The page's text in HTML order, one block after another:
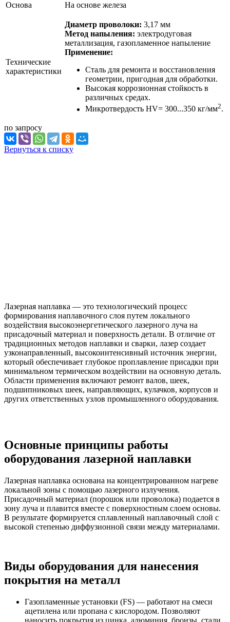
Основа На основе железа
Технические
характеристики
Диаметр проволоки: 3,17 мм
Метод напыления: электродуговая
металлизация, газопламенное напыление
Применение:
Сталь для ремонта и восстановления
геометрии, пригодная для обработки.
Высокая коррозионная стойкость в
различных средах.
Микротвердость HV= 300...350 кг/мм2.
по запросу
Вернуться к списку
Лазерная наплавка — это технологический процесс
формирования наплавочного слоя путем локального
воздействия высокоэнергетического лазерного луча на
присадочный материал и поверхность детали. В отличие от
традиционных методов наплавки и сварки, лазер создает
узконаправленный, высокоинтенсивный источник энергии,
который обеспечивает глубокое проплавление присадки при
минимальном термическом воздействии на основную деталь.
Области применения включают ремонт валов, шеек,
подшипниковых шеек, направляющих, кулачков, корпусов и
других ответственных узлов промышленного оборудования.
Основные принципы работы
оборудования лазерной наплавки
Лазерная наплавка основана на концентрированном нагреве
локальной зоны с помощью лазерного излучения.
Присадочный материал (порошок или проволока) подается в
зону луча и плавится вместе с поверхностным слоем основы.
В результате формируется сплавленный наплавочный слой с
высокой степенью диффузионной связи между материалами.
Виды оборудования для нанесения
покрытия на металл
Газопламенные установки (FS) — работают на смеси
ацетилена или пропана с кислородом. Позволяют
наносить покрытия из цинка, алюминия, бронзы, стали